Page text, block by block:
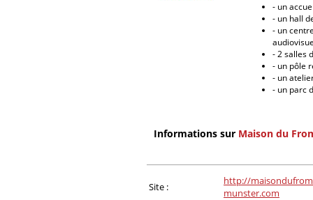
- un
- un hall
- un
- 2 salles
- un pôle
- un
- un parc
Informations sur Maison du
Site :
http://
munster.com